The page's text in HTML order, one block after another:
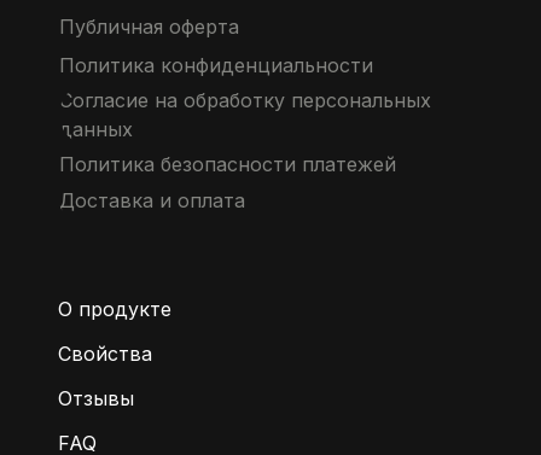
Политика безопасности платежей
Доставка и оплата
Согласие на обработку персональных
данных
Политика конфиденциальности
FAQ
Отзывы
О продукте
Свойства
Публичная оферта